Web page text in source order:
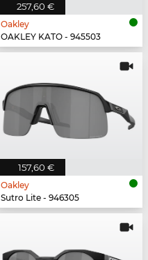
257,60 €
Oakley
OAKLEY KATO - 945503
157,60 €
Oakley
Sutro Lite - 946305